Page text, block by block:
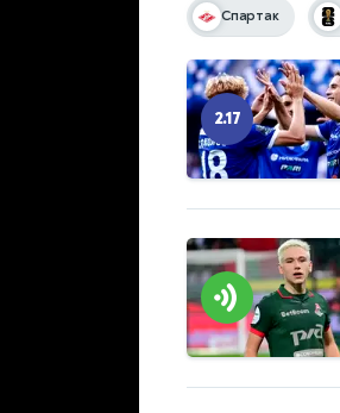
Спартак
2.17